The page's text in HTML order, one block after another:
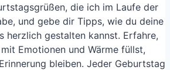
die ich im Laufe der
und gebe dir Tipps, wie du deine
herzlich gestalten kannst. Erfahre,
Emotionen und Wärme füllst,
bleiben. Jeder Geburtstag